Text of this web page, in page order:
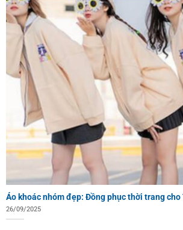
Áo khoác nhóm đẹp: Đồng phục thời trang cho
26/09/2025